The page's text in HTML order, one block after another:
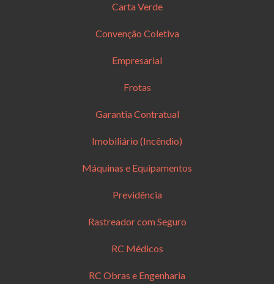
Carta Verde
Convenção Coletiva
Empresarial
Frotas
Garantia Contratual
Imobiliário (Incêndio)
Máquinas e Equipamentos
Previdência
Rastreador com Seguro
RC Médicos
RC Obras e Engenharia